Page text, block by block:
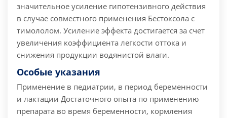
значительное усиление гипотензивного действия
в случае совместного применения Бестоксола с
тимололом. Усиление эффекта достигается за счет
увеличения коэффициента легкости оттока и
снижения продукции водянистой влаги.
Особые указания
Применение в педиатрии, в период беременности
и лактации Достаточного опыта по применению
препарата во время беременности, кормления